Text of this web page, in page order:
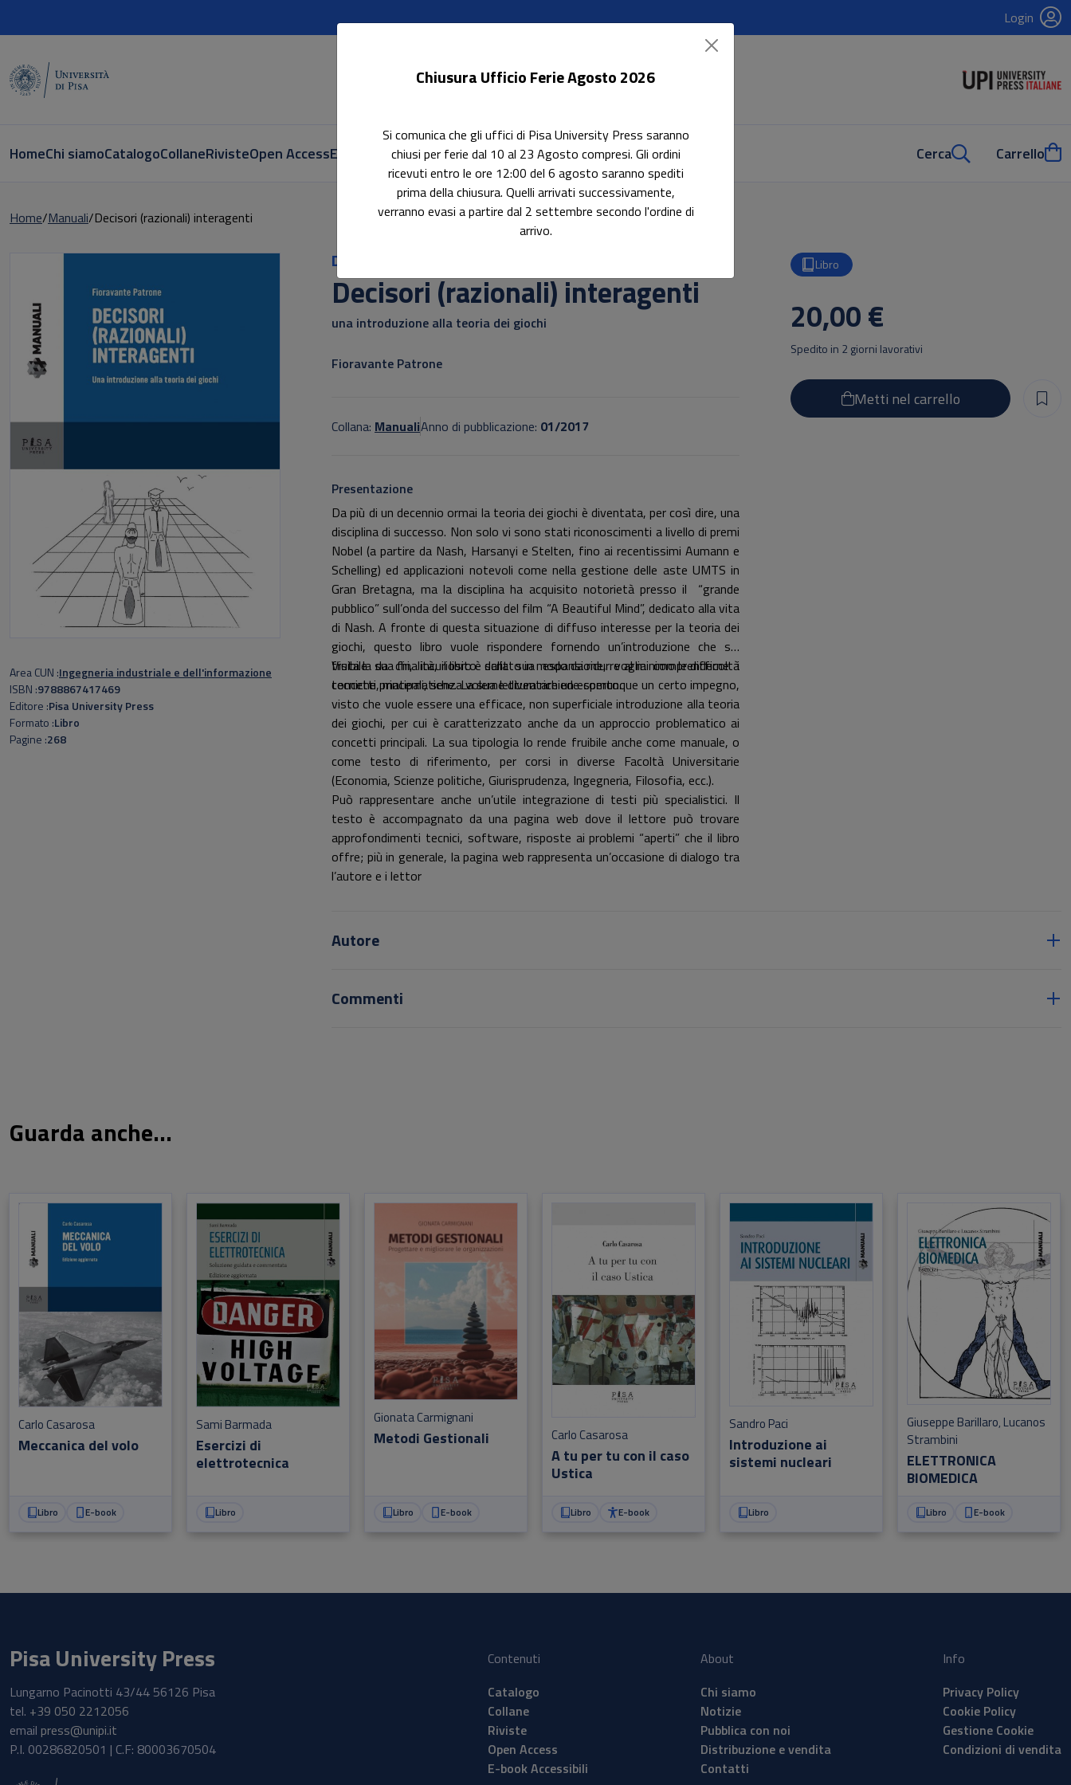
Login
HomeChi siamoCatalogoCollaneRivisteOpen AccessE-book AccessibiliIn evidenzaPubblica con noi Cerca Carrello
Home Manuali Decisori (razionali) interagenti
Didattica
Decisori (razionali) interagenti
una introduzione alla teoria dei giochi
Fioravante Patrone
Collana: ManualiAnno di pubblicazione: 01/2017
Presentazione
Da più di un decennio ormai la teoria dei giochi è diventata, per così dire, una
disciplina di successo. Non solo vi sono stati riconoscimenti a livello di premi
Nobel (a partire da Nash, Harsanyi e Stelten, fino ai recentissimi Aumann e
Schelling) ed applicazioni notevoli come nella gestione delle aste UMTS in
Gran Bretagna, ma la disciplina ha acquisito notorietà presso il “grande
pubblico” sull’onda del successo del film “A Beautiful Mind”, dedicato alla vita
di Nash. A fronte di questa situazione di diffuso interesse per la teoria dei
giochi, questo libro vuole rispondere fornendo un’introduzione che sia
fruibile da chi, incuriosito dalla sua espansione, voglia comprenderne i
concetti principali, senza volerne diventare un esperto.
Vista la sua finalità, il libro è scritto in modo da ridurre al minimo le difficoltà
tecniche, matematiche. La sua lettura richiede comunque un certo impegno,
visto che vuole essere una efficace, non superficiale introduzione alla teoria
dei giochi, per cui è caratterizzato anche da un approccio problematico ai
concetti principali. La sua tipologia lo rende fruibile anche come manuale, o
come testo di riferimento, per corsi in diverse Facoltà Universitarie
(Economia, Scienze politiche, Giurisprudenza, Ingegneria, Filosofia, ecc.).
Può rappresentare anche un’utile integrazione di testi più specialistici. Il
testo è accompagnato da una pagina web dove il lettore può trovare
approfondimenti tecnici, software, risposte ai problemi “aperti” che il libro
offre; più in generale, la pagina web rappresenta un’occasione di dialogo tra
l’autore e i lettor
Area CUN Ingegneria industriale e dell'informazione
ISBN 9788867417469
Editore Pisa University Press
Formato Libro
Pagine 268
Libro
20,00 €
Metti nel carrello
Spedito in 2 giorni lavorativi
Autore
Commenti
Guarda anche...
Meccanica del volo
Carlo Casarosa
Libro E-book
Esercizi di
elettrotecnica
Sami Barmada
Libro
Metodi Gestionali
Gionata Carmignani
Libro E-book
A tu per tu con il caso
Ustica
Carlo Casarosa
Libro E-book
Introduzione ai
sistemi nucleari
Sandro Paci
Libro
ELETTRONICA
BIOMEDICA
Giuseppe Barillaro, Lucanos
Strambini
Libro E-book
Pisa University Press
Lungarno Pacinotti 43/44 56126 Pisa
tel. +39 050 2212056
email press@unipi.it
P.I. 00286820501 | C.F: 80003670504
Contenuti
Catalogo
Collane
Riviste
Open Access
E-book Accessibili
About
Chi siamo
Notizie
Pubblica con noi
Distribuzione e vendita
Contatti
Info
Privacy Policy
Cookie Policy
Gestione Cookie
Condizioni di vendita
Chiusura Ufficio Ferie Agosto 2026
Si comunica che gli uffici di Pisa University Press saranno
chiusi per ferie dal 10 al 23 Agosto compresi. Gli ordini
ricevuti entro le ore 12:00 del 6 agosto saranno spediti
prima della chiusura. Quelli arrivati successivamente,
verranno evasi a partire dal 2 settembre secondo l'ordine di
arrivo.